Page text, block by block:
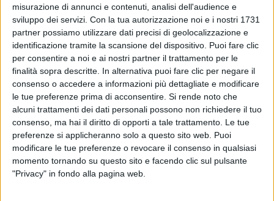
misurazione di annunci e contenuti, analisi dell'audience e
sviluppo dei servizi. Con la tua autorizzazione noi e i nostri 1731
partner possiamo utilizzare dati precisi di geolocalizzazione e
identificazione tramite la scansione del dispositivo. Puoi fare clic
per consentire a noi e ai nostri partner il trattamento per le
finalità sopra descritte. In alternativa puoi fare clic per negare il
consenso o accedere a informazioni più dettagliate e modificare
le tue preferenze prima di acconsentire. Si rende noto che
alcuni trattamenti dei dati personali possono non richiedere il tuo
consenso, ma hai il diritto di opporti a tale trattamento. Le tue
preferenze si applicheranno solo a questo sito web. Puoi
modificare le tue preferenze o revocare il consenso in qualsiasi
momento tornando su questo sito e facendo clic sul pulsante
"Privacy" in fondo alla pagina web.
intenditori, è la scaletta delle canzoni mancanti per
così dire, dove ci sono i pezzi che di solito non avevo
mai fatto dal vivo, quelli che molti si aspettavano,
che molti chiedevano e che non si riusciva mai a
inserire nelle scalette ufficiali degli altri spettacoli.
Quest'anno invece è proprio uno spettacolo in cui ho
puntato su quello, al grido di “Non siamo mica gli
americani”, per capirci, che loro possono sparare agli
indiani, questa è una cosa molto attuale. E partiamo
con “Vado al Massimo”, una canzone degli anni 80
praticamente, un pezzo con cui andai a Sanremo, un
pezzo provocatorio ancora, e quindi riarrangiato
punk, poi adesso ancora più duro. Poi nella prima
parte ci sono proprio tutti i pezzi degli anni 80 e